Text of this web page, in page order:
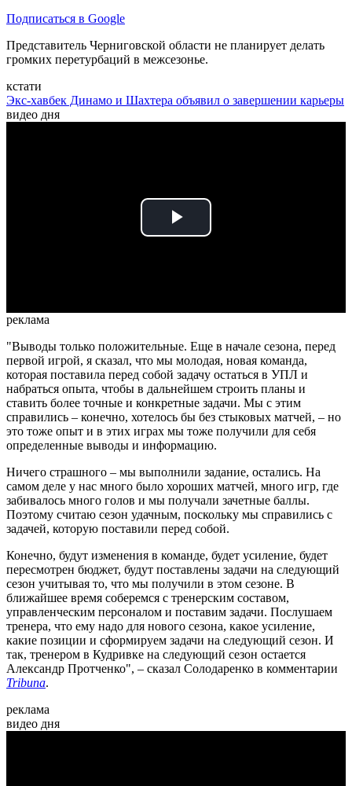
Подписаться в Google
Представитель Черниговской области не планирует делать
громких перетурбаций в межсезонье.
кстати
Экс-хавбек Динамо и Шахтера объявил о завершении карьеры
видео дня
Play
реклама
"Выводы только положительные. Еще в начале сезона, перед
первой игрой, я сказал, что мы молодая, новая команда,
которая поставила перед собой задачу остаться в УПЛ и
набраться опыта, чтобы в дальнейшем строить планы и
ставить более точные и конкретные задачи. Мы с этим
справились – конечно, хотелось бы без стыковых матчей, – но
это тоже опыт и в этих играх мы тоже получили для себя
определенные выводы и информацию.
Ничего страшного – мы выполнили задание, остались. На
самом деле у нас много было хороших матчей, много игр, где
забивалось много голов и мы получали зачетные баллы.
Поэтому считаю сезон удачным, поскольку мы справились с
задачей, которую поставили перед собой.
Конечно, будут изменения в команде, будет усиление, будет
пересмотрен бюджет, будут поставлены задачи на следующий
сезон учитывая то, что мы получили в этом сезоне. В
ближайшее время соберемся с тренерским составом,
управленческим персоналом и поставим задачи. Послушаем
тренера, что ему надо для нового сезона, какое усиление,
какие позиции и сформируем задачи на следующий сезон. И
так, тренером в Кудривке на следующий сезон остается
Александр Протченко", – сказал Солодаренко в комментарии
Tribuna.
реклама
видео дня